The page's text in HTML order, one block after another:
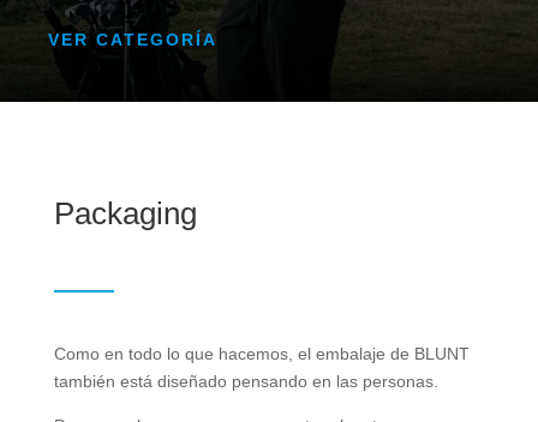
VER CATEGORÍA
Packaging
Como en todo lo que hacemos, el embalaje de BLUNT
también está diseñado pensando en las personas.